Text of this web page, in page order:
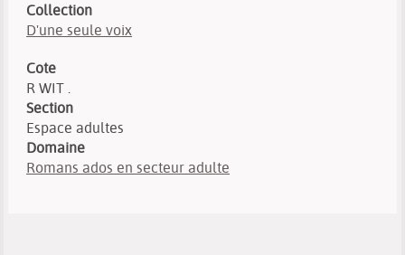
Collection
D'une seule voix
Cote
R WIT .
Section
Espace adultes
Domaine
Romans ados en secteur adulte